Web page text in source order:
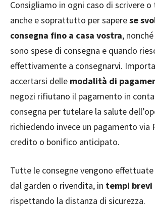
Consigliamo in ogni caso di scrivere
anche e soprattutto per saperese
consegna fino a casa vostra,
sono spese di consegna e quando
effettivamente a consegnarvi.
accertarsi delle modalità di
negozi rifiutano il pagamento in
consegna per tutelare la salute
richiedendo invece un pagamento via
credito o bonifico anticipato.
Tutte le consegne vengono
dal garden o rivendita, in tempi brevi
rispettando la distanza di sicurezza.